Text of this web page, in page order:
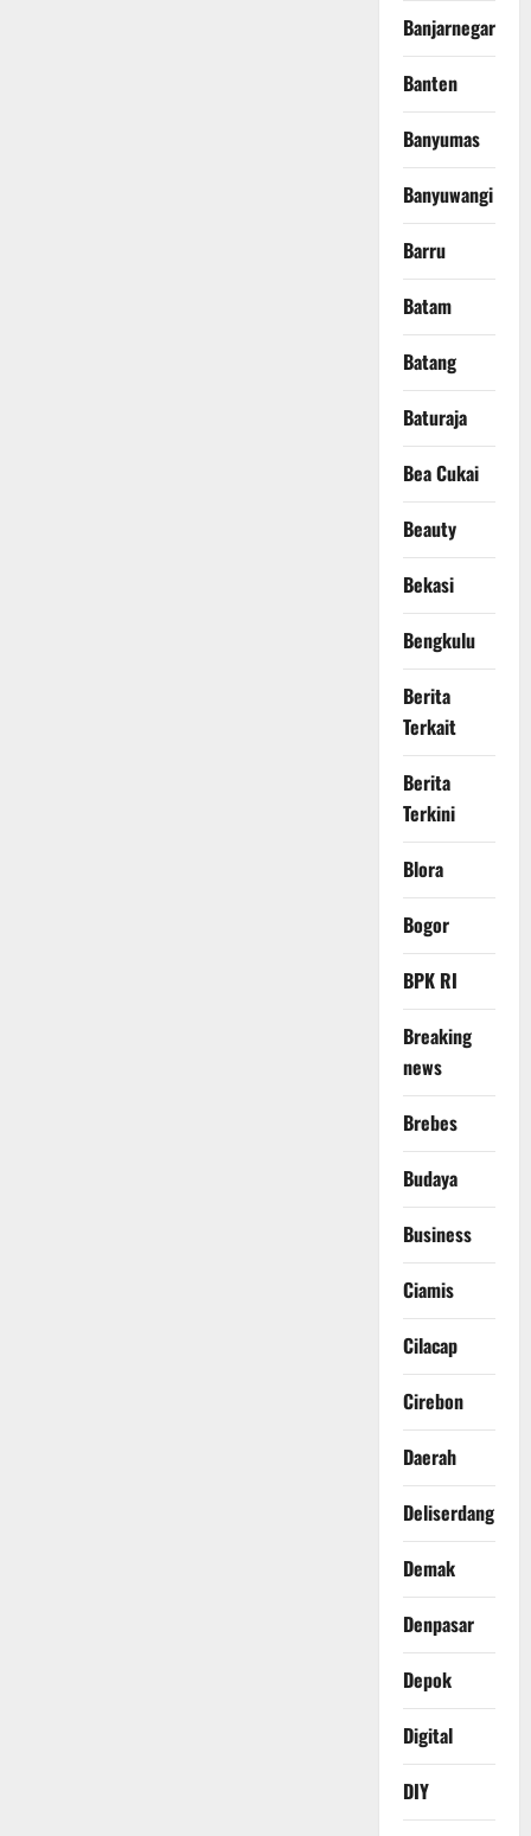
Banjarnegara
Banten
Banyumas
Banyuwangi
Barru
Batam
Batang
Baturaja
Bea Cukai
Beauty
Bekasi
Bengkulu
Berita
Terkait
Berita
Terkini
Blora
Bogor
BPK RI
Breaking
news
Brebes
Budaya
Business
Ciamis
Cilacap
Cirebon
Daerah
Deliserdang
Demak
Denpasar
Depok
Digital
DIY